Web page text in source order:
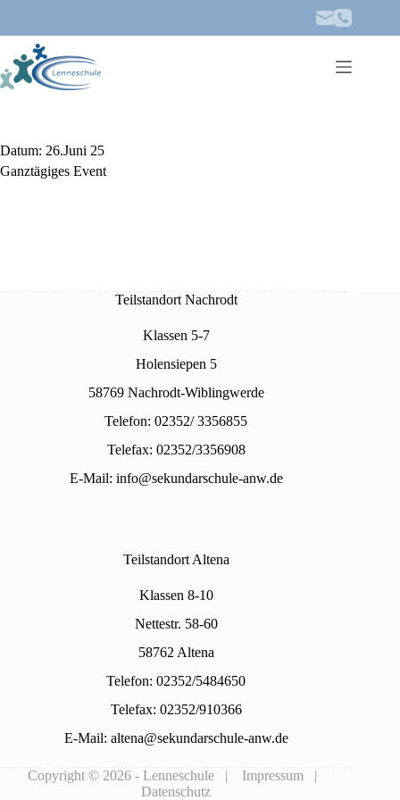
springen
Datum: 26.Juni 25
Ganztägiges Event
Teilstandort Nachrodt
Klassen 5-7
Holensiepen 5
58769 Nachrodt-Wiblingwerde
Telefon: 02352/ 3356855
Telefax: 02352/3356908
E-Mail: info@sekundarschule-anw.de
Teilstandort Altena
Klassen 8-10
Nettestr. 58-60
58762 Altena
Telefon: 02352/5484650
Telefax: 02352/910366
E-Mail: altena@sekundarschule-anw.de
Copyright © 2026 - Lenneschule | Impressum |
Datenschutz